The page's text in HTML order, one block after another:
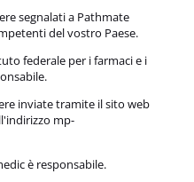
segnalati a Pathmate
del vostro Paese.
federale per i farmaci e i
inviate tramite il sito web
mp-
è responsabile.